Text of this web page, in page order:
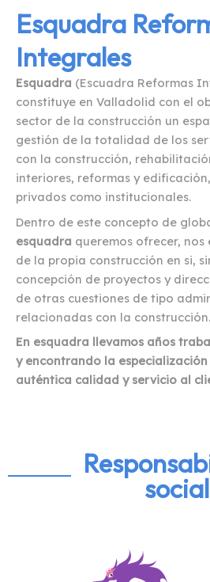
Esquadra
Integrales
Esquadra (Escuadra Reformas
constituye en Valladolid con el
sector de la construcción un
gestión de la totalidad de los
con la construcción,
interiores, reformas y
privados como institucionales.
Dentro de este concepto de
esquadra queremos ofrecer,
de la propia construcción en si,
concepción de proyectos y
de otras cuestiones de tipo
relacionadas con la construcción.
En esquadra llevamos años
y encontrando la
auténtica calidad y servicio al
social